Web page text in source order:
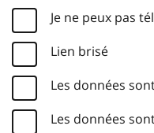
Je ne peux pas
Lien brisé
Les données
Les données